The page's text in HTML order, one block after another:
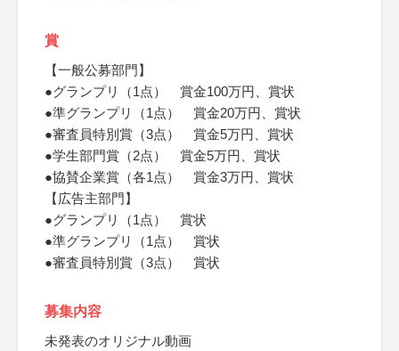
賞
【一般公募部門】
●グランプリ（1点） 賞金100万円、賞状
●準グランプリ（1点） 賞金20万円、賞状
●審査員特別賞（3点） 賞金5万円、賞状
●学生部門賞（2点） 賞金5万円、賞状
●協賛企業賞（各1点） 賞金3万円、賞状
【広告主部門】
●グランプリ（1点） 賞状
●準グランプリ（1点） 賞状
●審査員特別賞（3点） 賞状
募集内容
未発表のオリジナル動画